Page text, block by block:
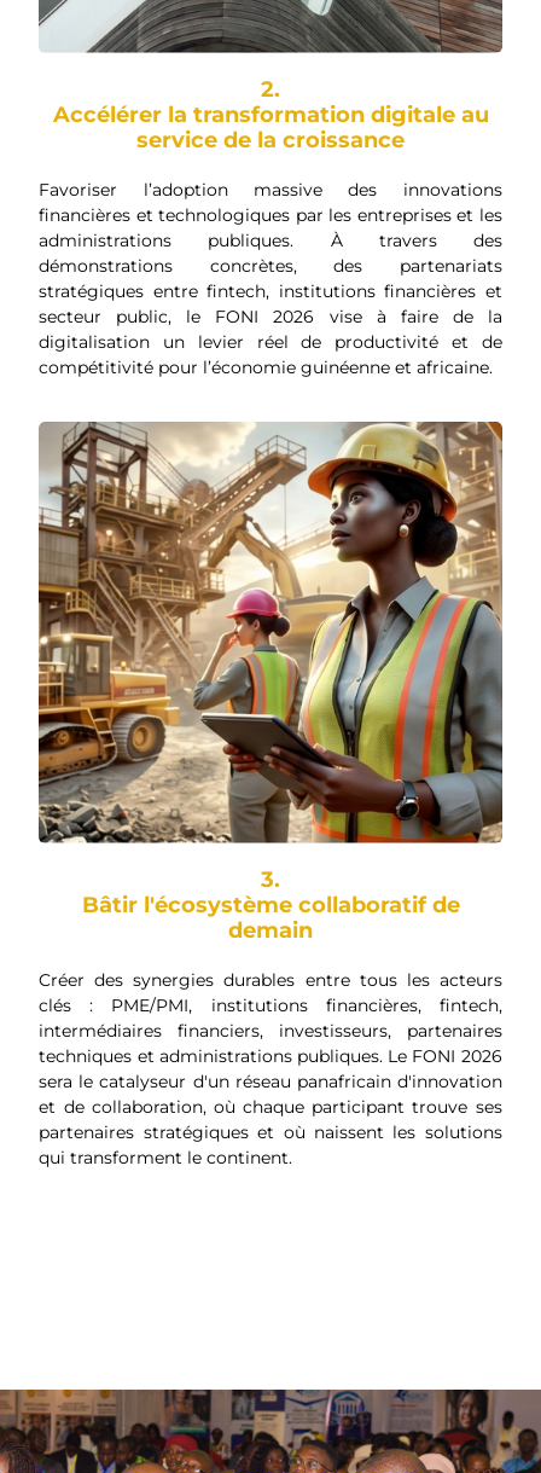
2.
Accélérer la transformation digitale au
service de la croissance
Favoriser l’adoption massive des innovations
financières et technologiques par les entreprises et les
administrations publiques. À travers des
démonstrations concrètes, des partenariats
stratégiques entre fintech, institutions financières et
secteur public, le FONI 2026 vise à faire de la
digitalisation un levier réel de productivité et de
compétitivité pour l’économie guinéenne et africaine.
3.
Bâtir l'écosystème collaboratif de
demain
Créer des synergies durables entre tous les acteurs
clés : PME/PMI, institutions financières, fintech,
intermédiaires financiers, investisseurs, partenaires
techniques et administrations publiques. Le FONI 2026
sera le catalyseur d'un réseau panafricain d'innovation
et de collaboration, où chaque participant trouve ses
partenaires stratégiques et où naissent les solutions
qui transforment le continent.